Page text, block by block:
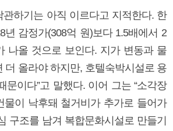
관하기는 아직 이르다고 지적한다. 한
년 감정가(308억 원)보다 1.5배에서 2
나올 것으로 보인다. 지가 변동과 물
더 올라야 하지만, 호텔숙박시설로 용
문이다”고 말했다. 이어 그는 “소각장
물이 낙후돼 철거비가 추가로 들어가
구조를 남겨 복합문화시설로 만들기